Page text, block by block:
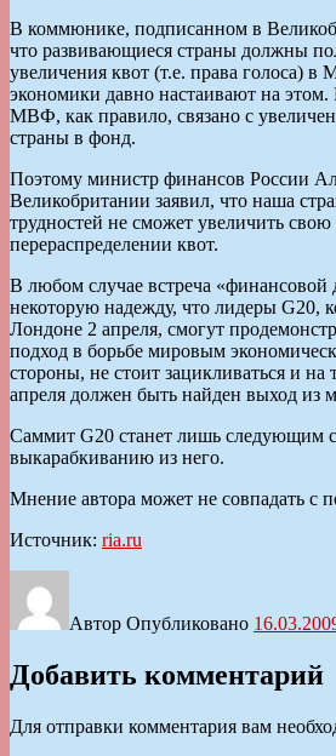
В коммюнике, подписанном в
что развивающиеся страны должны
увеличения квот (т.е. права голоса)
экономики давно настаивают на
МВФ, как правило, связано с
страны в фонд.
Поэтому министр финансов России
Великобритании заявил, что наша
трудностей не сможет увеличить
перераспределении квот.
В любом случае встреча «финансовой
некоторую надежду, что лидеры G20,
Лондоне 2 апреля, смогут
подход в борьбе мировым
стороны, не стоит зацикливаться и на
апреля должен быть найден выход из
Саммит G20 станет лишь следующим
выкарабкиванию из него.
Мнение автора может не совпадать с
Источник: ria.ru
Автор Опубликовано
Добавить комментарий
Для отправки комментария вам